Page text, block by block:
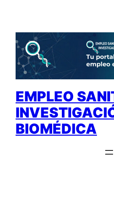
contenido
EMPLEO
BIOMÉDICA